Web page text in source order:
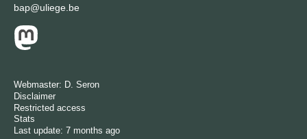
bap@uliege.be
Webmaster: D. Seron
Disclaimer
Restricted access
Stats
Last update: 7 months ago